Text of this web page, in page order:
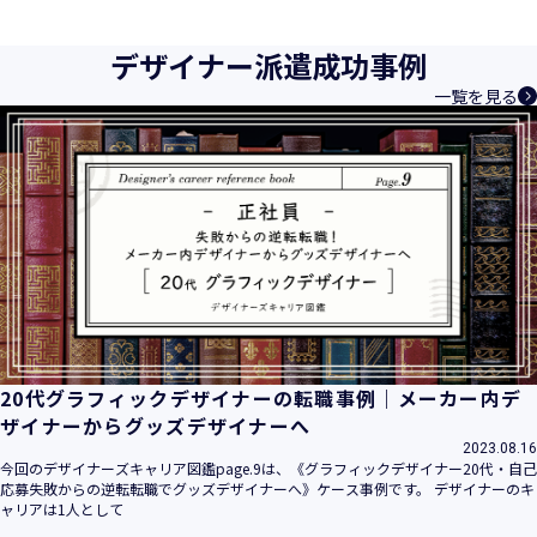
様、お取引先関係者の個人情報及び特定個人情報などを、人
材派遣サービス、人材紹介サービス、請負サービス、その
他、利用者の皆さまの「活躍の場の創造」と「就業の機会の
創出」に利用しています。また、従業者の情報及び特定個人
情報などを従業者管理に利用します。これらから当社にとっ
て個人情報及び特定個人情報の保護が重大な責務であると同
時に、個人情報などの保護を徹底することは企業の社会的責
務と認識しております。そこで、個人情報保護理念と自ら定
めた行動規範に基づき、社会的使命を十分に認識し、本人の
権利の保護、個人情報に関する法規制等を遵守致します。
また、以下に示す方針を具現化するための個人情報保護マネ
ジメントシステムを構築し、最新のＩＴ技術の動向、社会的
要請の変化、経営環境の変動等を常に認識しながら、その継
続的改善に、全社を挙げて取り組むことをここに宣言致しま
す。
当社は、事業の目的に適切な個人情報の取得・利用及び提供
を行い、特定された利用目的の達成に必要な範囲を超えた個
人情報の取扱いを行いません。また、そのための措置を講じ
デザイナー派遣成功事例
一覧を見る
20代グラフィックデザイナーの転職事例｜メーカー内デ
ザイナーからグッズデザイナーへ
2023.08.16
今回のデザイナーズキャリア図鑑page.9は、《グラフィックデザイナー20代・自己
応募失敗からの逆転転職でグッズデザイナーへ》ケース事例です。 デザイナーのキ
ャリアは1人として